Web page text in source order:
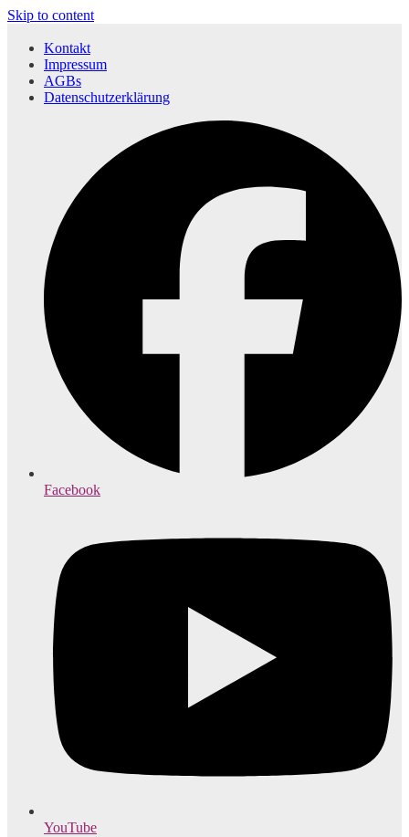
Skip to content
Kontakt
Impressum
AGBs
Datenschutzerklärung
Facebook
YouTube